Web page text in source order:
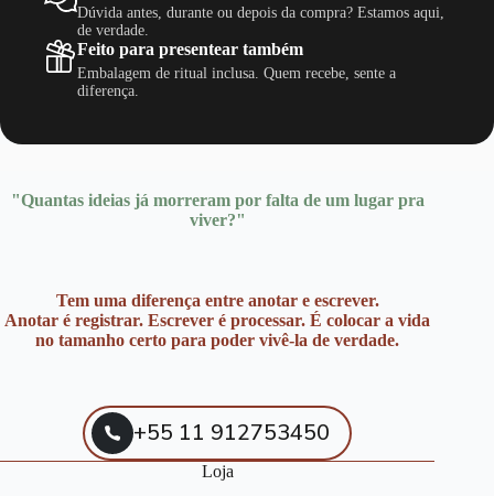
Dúvida antes, durante ou depois da compra? Estamos aqui,
de verdade.
Feito para presentear também
Embalagem de ritual inclusa. Quem recebe, sente a
diferença.
"Quantas ideias já morreram por falta de um lugar pra
viver?"
Tem uma diferença entre anotar e escrever.
Anotar é registrar. Escrever é processar. É colocar a vida
no tamanho certo para poder vivê-la de verdade.
+55 11 912753450
Loja